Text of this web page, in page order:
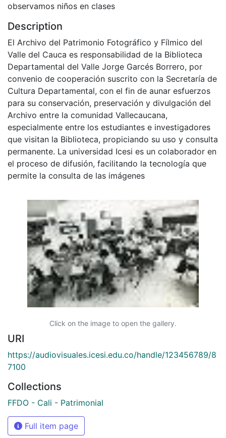
observamos niños en clases
Description
El Archivo del Patrimonio Fotográfico y Fílmico del
Valle del Cauca es responsabilidad de la Biblioteca
Departamental del Valle Jorge Garcés Borrero, por
convenio de cooperación suscrito con la Secretaría de
Cultura Departamental, con el fin de aunar esfuerzos
para su conservación, preservación y divulgación del
Archivo entre la comunidad Vallecaucana,
especialmente entre los estudiantes e investigadores
que visitan la Biblioteca, propiciando su uso y consulta
permanente. La universidad Icesi es un colaborador en
el proceso de difusión, facilitando la tecnología que
permite la consulta de las imágenes
Click on the image to open the gallery.
URI
https://audiovisuales.icesi.edu.co/handle/123456789/8
7100
Collections
FFDO - Cali - Patrimonial
Full item page